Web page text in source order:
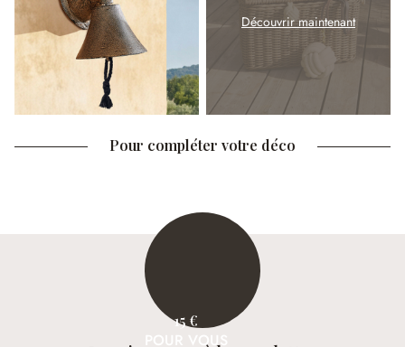
Découvrir maintenant
Pour compléter votre déco
15 €
POUR VOUS